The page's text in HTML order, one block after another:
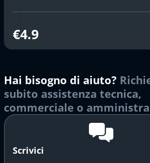
€4.9
Hai bisogno di aiuto?
subito assistenza tecnica,
commerciale o
Scrivici